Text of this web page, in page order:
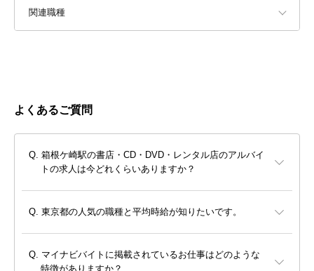
関連職種
よくあるご質問
箱根ケ崎駅の書店・CD・DVD・レンタル店のアルバイ
トの求人は今どれくらいありますか？
東京都の人気の職種と平均時給が知りたいです。
マイナビバイトに掲載されているお仕事はどのような
特徴がありますか？